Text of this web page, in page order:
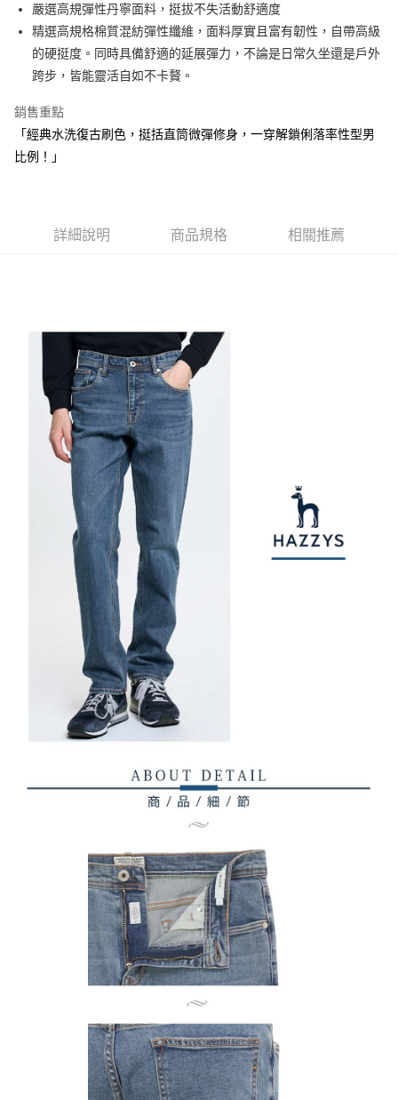
消。如遇「轉專審核」未通過狀況，表示未達大哥付你分期系統評分，恕無
【繳款方式說明】
1.分期款項不併入電信帳單，「大哥付你分期」於每月結算日後寄送繳費提
醒簡訊。
2.透過簡訊連結打開帳單後，可選擇「超商條碼／台灣大直營門市／銀行轉
【注意事項】
1.本服務係由「台灣大哥大股份有限公司」（以下簡稱本公司）所提供，讓
用戶於交易時，得透過本服務購買商品或服務，並由商店將買賣／分期付款
由本公司與您本人進行分期帳單所需資料之確認、核對及更正。
3.完整用戶服務條款，請詳閱以下連結：https://oppay.tw/userRule
２．便利：只要手機號碼，簡訊認證，即可結帳。
３．安心：先確認商品／服務後，再付款。
【「AFTEE先享後付」結帳流程】
１．於結帳方式選擇「AFTEE先享後付」後，將跳轉至「AFTEE先享後付」
２．訂單成立數日內，您將收到繳費通知簡訊。
ATM／網路銀行／等多元方式進行付款，方視為交易完成。
※ 請注意：結帳手續完成當下不需立刻繳費，但若您需要取消訂單，請聯絡
客戶支援中心」 https://netprotections.freshdesk.com/support/home
２．關於個人資料處理事宜，請瀏覽以下網址：
https://aftee.tw/terms/#terms3
３．未成年的使用者請事先徵得法定代理人或監護人之同意方可使用
「AFTEE先享後付」，若未經同意申辦者引起之損失，本公司不負相關責
４．使用「AFTEE先享後付」時，將依據個別帳號之用戶狀況，依本公司即
時審查核予不同之上限額度；若仍有額度不足之情形，本公司將視審查結果
請求用戶進行身份認證。
５．嚴禁一人註冊多個帳號或使用他人資訊註冊。若發現惡意使用之情形，
恩沛科技股份有限公司將有權停止該用戶之使用額度並採取法律行動。
運送方式
全家取貨付款
免運費
免運費
免運費
免運費
離島宅配
嚴選高規彈性丹寧面料，挺拔不失活動舒適度
精選高規格棉質混紡彈性纖維，面料厚實且富有韌性，自帶高級
的硬挺度。同時具備舒適的延展彈力，不論是日常久坐還是戶外
跨步，皆能靈活自如不卡贅。
銷售重點
「經典水洗復古刷色，挺括直筒微彈修身，一穿解鎖俐落率性型男
比例！」
詳細說明 商品規格 相關推薦